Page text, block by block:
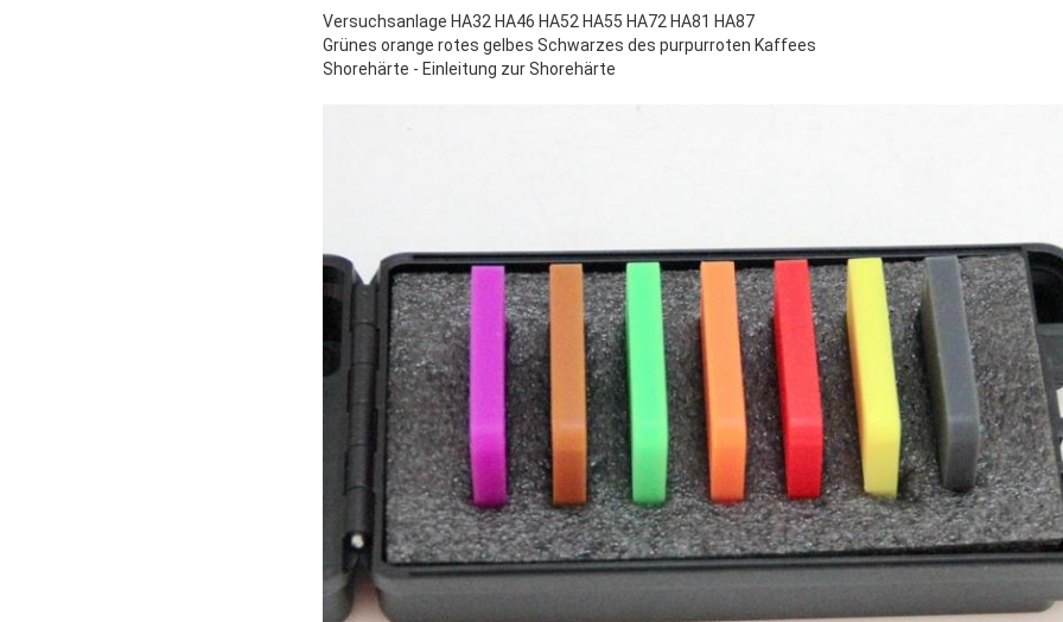
Versuchsanlage HA32 HA46 HA52 HA55 HA72 HA81 HA87
Grünes orange rotes gelbes Schwarzes des purpurroten Kaffees
Shorehärte - Einleitung zur Shorehärte